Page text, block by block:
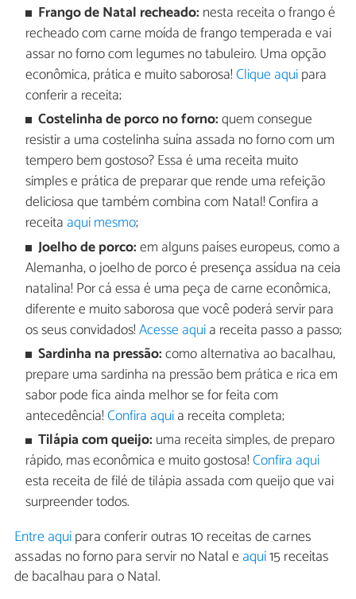
Frango de Natal recheado: nesta receita o frango é
recheado com carne moída de frango temperada e vai
assar no forno com legumes no tabuleiro. Uma opção
econômica, prática e muito saborosa!Clique aquipara
conferir a receita;
Costelinha de porco no forno:quem consegue
resistir a uma costelinha suína assada no forno com um
tempero bem gostoso? Essa é uma receita muito
simples e prática de preparar que rende uma refeição
deliciosa que também combina com Natal! Confira a
receita aqui mesmo;
Joelho de porco:em alguns países europeus, como a
Alemanha, o joelho de porco é presença assídua na ceia
natalina! Por cá essa é uma peça de carne econômica,
diferente e muito saborosa que você poderá servir para
os seus convidados!Acesse aquia receita passo a passo;
Sardinha na pressão:como alternativa ao bacalhau,
prepare uma sardinha na pressão bem prática e rica em
sabor pode fica ainda melhor se for feita com
antecedência!Confira aquia receita completa;
Tilápia com queijo: uma receita simples, de preparo
rápido, mas econômica e muito gostosa!Confira aqui
esta receita de filé de tilápia assada com queijo que vai
surpreender todos.
Entre aquipara conferir outras 10 receitas de carnes
assadas no forno para servir no Natal eaqui15 receitas
de bacalhau para o Natal.